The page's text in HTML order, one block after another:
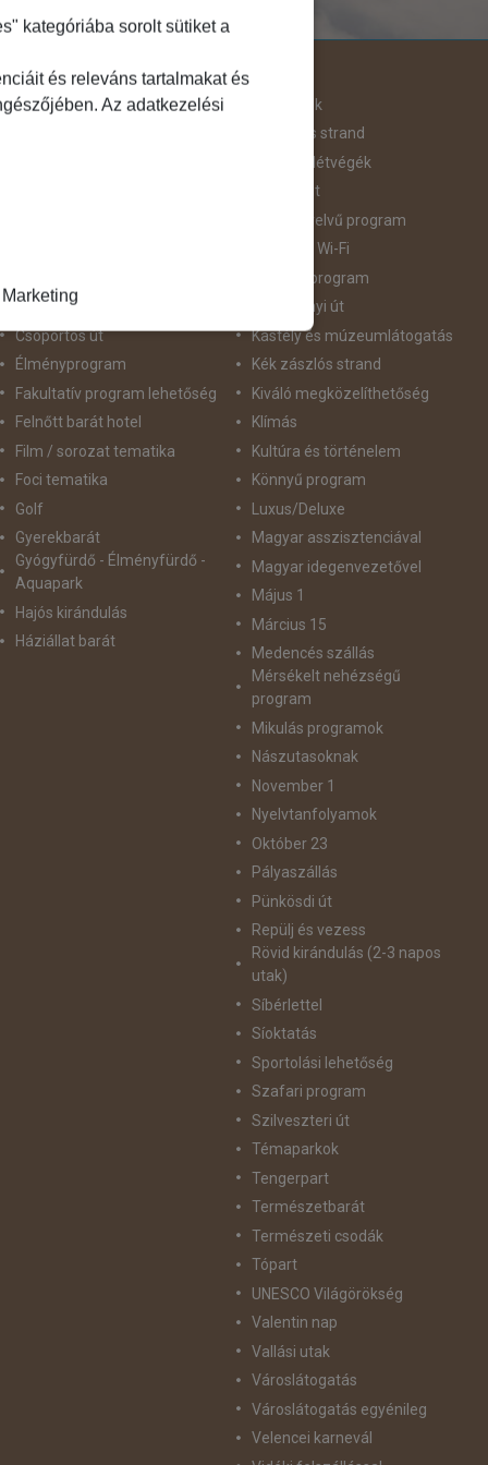
Útjellemző
Adventi út
Csillagtúra
Csoportos út
Élményprogram
Fakultatív program lehetőség
Felnőtt barát hotel
Film / sorozat tematika
Foci tematika
Golf
Gyerekbarát
Gyógyfürdő - Élményfürdő -
Aquapark
Hajós kirándulás
Háziállat barát
Hegyvidék
Homokos strand
Hosszú Hétvégék
Húsvéti út
idegennyelvű program
Ingyenes Wi-Fi
Intenzív program
Karácsonyi út
Kastély és múzeumlátogatás
Kék zászlós strand
Kiváló megközelíthetőség
Klímás
Kultúra és történelem
Könnyű program
Luxus/Deluxe
Magyar asszisztenciával
Magyar idegenvezetővel
Május 1
Március 15
Medencés szállás
Mérsékelt nehézségű
program
Mikulás programok
Nászutasoknak
November 1
Nyelvtanfolyamok
Október 23
Pályaszállás
Pünkösdi út
Repülj és vezess
Rövid kirándulás (2-3 napos
utak)
Síbérlettel
Síoktatás
Sportolási lehetőség
Szafari program
Szilveszteri út
Témaparkok
Tengerpart
Természetbarát
Természeti csodák
Tópart
UNESCO Világörökség
Valentin nap
Vallási utak
Városlátogatás
Városlátogatás egyénileg
Velencei karnevál
kategóriába sorolt sütiket a
és releváns tartalmakat és
Az adatkezelési
Marketing